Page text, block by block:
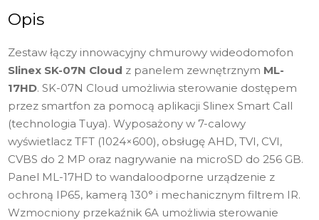
Opis
Zestaw łączy innowacyjny chmurowy wideodomofon
Slinex SK-07N Cloud z panelem zewnętrznym ML-
17HD. SK-07N Cloud umożliwia sterowanie dostępem
przez smartfon za pomocą aplikacji Slinex Smart Call
(technologia Tuya). Wyposażony w 7-calowy
wyświetlacz TFT (1024×600), obsługę AHD, TVI, CVI,
CVBS do 2 MP oraz nagrywanie na microSD do 256 GB.
Panel ML-17HD to wandaloodporne urządzenie z
ochroną IP65, kamerą 130° i mechanicznym filtrem IR.
Wzmocniony przekaźnik 6A umożliwia sterowanie